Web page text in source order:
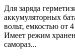
Для заряда
аккумуляторных
вольт, емкостью от
Имеет режим
самораз...